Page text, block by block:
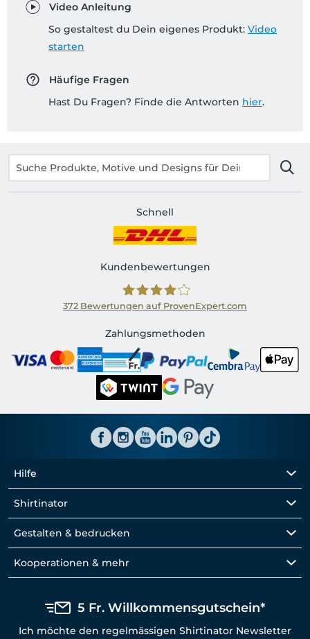
Video Anleitung
So gestaltest du Dein eigenes Produkt: Video
starten
Häufige Fragen
Hast Du Fragen? Finde die Antworten hier.
Schnell
Kundenbewertungen
Shirtinator CH
372 Bewertungen auf ProvenExpert.com
Zahlungsmethoden
Hilfe
Shirtinator
Gestalten & bedrucken
Kooperationen & mehr
5 Fr. Willkommensgutschein*
Ich möchte den regelmässigen Shirtinator Newsletter